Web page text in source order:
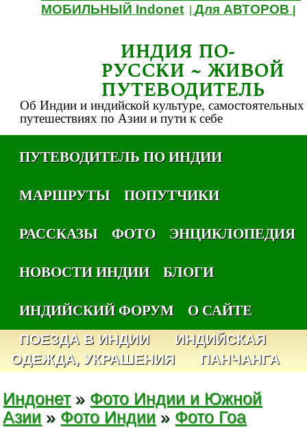
МОБИЛЬНЫЙ Indonet |Для АВТОРОВ
ИНДИЯ ПО-
РУССКИ ~ ЖИВОЙ
ПУТЕВОДИТЕЛЬ
Об Индии и индийской культуре, самостоятельных
путешествиях по Азии и пути к себе
ПУТЕВОДИТЕЛЬ ПО ИНДИИ
МАРШРУТЫ
ПОПУТЧИКИ
РАССКАЗЫ
ФОТО
ЭНЦИКЛОПЕДИЯ
НОВОСТИ ИНДИИ
БЛОГИ
ИНДИЙСКИЙ ФОРУМ
О САЙТЕ
ПОЕЗДА В ИНДИИ
ИНДИЙСКАЯ
ОДЕЖДА, УКРАШЕНИЯ
ПАНЧАНГА
Индонет» Фото Индии и Южной
Азии » Фото Индии » Фото Гоа